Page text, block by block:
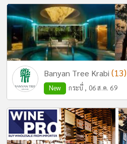
Banyan Tree Krabi(13)
New กระบี่ , 06 ส.ค. 69